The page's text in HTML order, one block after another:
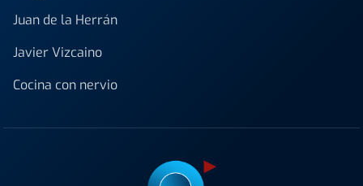
Juan de la Herrán
Javier Vizcaino
Cocina con nervio